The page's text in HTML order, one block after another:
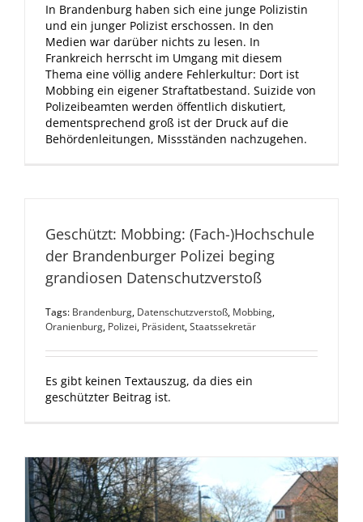
In Brandenburg haben sich eine junge Polizistin
und ein junger Polizist erschossen. In den
Medien war darüber nichts zu lesen. In
Frankreich herrscht im Umgang mit diesem
Thema eine völlig andere Fehlerkultur: Dort ist
Mobbing ein eigener Straftatbestand. Suizide von
Polizeibeamten werden öffentlich diskutiert,
dementsprechend groß ist der Druck auf die
Behördenleitungen, Missständen nachzugehen.
Geschützt: Mobbing: (Fach-)Hochschule
der Brandenburger Polizei beging
grandiosen Datenschutzverstoß
Tags: Brandenburg, Datenschutzverstoß, Mobbing,
Oranienburg, Polizei, Präsident,Staatssekretär
Es gibt keinen Textauszug, da dies ein
geschützter Beitrag ist.